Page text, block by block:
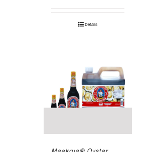
Details